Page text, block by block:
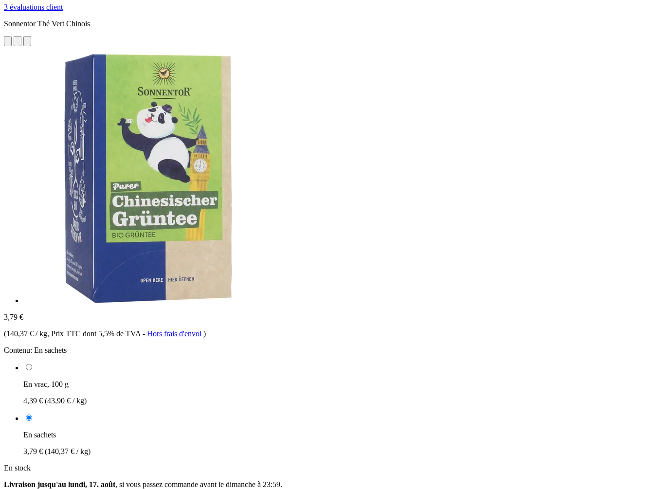
3 évaluations client
Sonnentor Thé Vert Chinois
3,79 €
(140,37 € / kg, Prix TTC dont 5,5% de TVA - Hors frais d'envoi )
Contenu: En sachets
En vrac, 100 g
4,39 € (43,90 € / kg)
En sachets
3,79 € (140,37 € / kg)
En stock
Livraison jusqu'au lundi, 17. août, si vous passez commande avant le dimanche à 23:59.